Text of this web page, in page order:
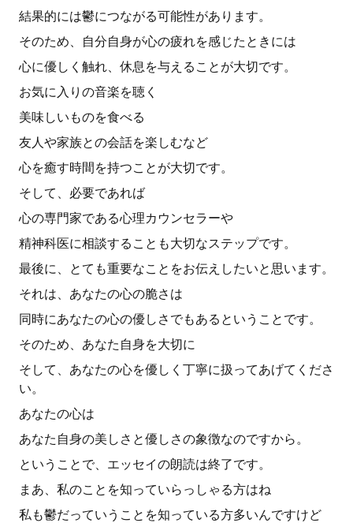
結果的には鬱につながる可能性があります。
そのため、自分自身が心の疲れを感じたときには
心に優しく触れ、休息を与えることが大切です。
お気に入りの音楽を聴く
美味しいものを食べる
友人や家族との会話を楽しむなど
心を癒す時間を持つことが大切です。
そして、必要であれば
心の専門家である心理カウンセラーや
精神科医に相談することも大切なステップです。
最後に、とても重要なことをお伝えしたいと思います。
それは、あなたの心の脆さは
同時にあなたの心の優しさでもあるということです。
そのため、あなた自身を大切に
そして、あなたの心を優しく丁寧に扱ってあげてくださ
い。
あなたの心は
あなた自身の美しさと優しさの象徴なのですから。
ということで、エッセイの朗読は終了です。
まあ、私のことを知っていらっしゃる方はね
私も鬱だっていうことを知っている方多いんですけど